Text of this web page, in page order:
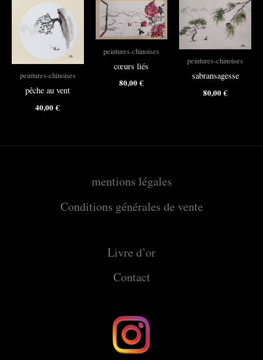
peintures-chinoises
pêche au vent
40,00€
peintures-chinoises
cœurs liés
80,00€
peintures-chinoises
sabransagesse
80,00€
mentions légales
Conditions générales de vente
Livre d’or
Contact